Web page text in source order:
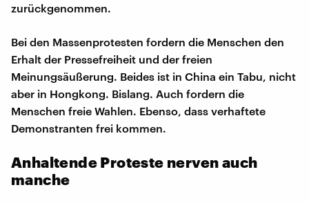
zurückgenommen.
Bei den Massenprotesten fordern die Menschen den
Erhalt der Pressefreiheit und der freien
Meinungsäußerung. Beides ist in China ein Tabu, nicht
aber in Hongkong. Bislang. Auch fordern die
Menschen freie Wahlen. Ebenso, dass verhaftete
Demonstranten frei kommen.
Anhaltende Proteste nerven auch
manche